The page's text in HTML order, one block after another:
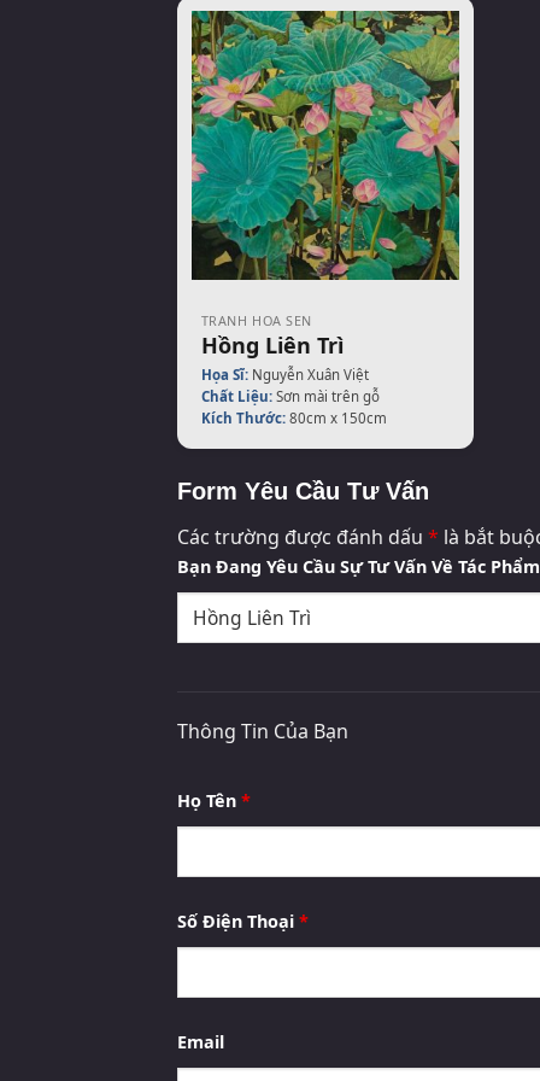
TRANH HOA SEN
Hồng Liên Trì
Họa Sĩ:Nguyễn Xuân Việt
Chất Liệu:Sơn mài trên gỗ
Kích Thước:80cm x 150cm
Form Yêu Cầu Tư Vấn
Các trường được đánh dấu * là bắt
Bạn Đang Yêu Cầu Sự Tư Vấn Về Tác
Thông Tin Của Bạn
Họ Tên *
Số Điện Thoại *
Email